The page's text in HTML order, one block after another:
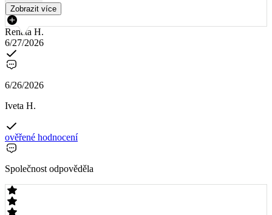
Zobrazit více
Renáta H.
6/27/2026
6/26/2026
Iveta H.
ověřené hodnocení
Společnost odpověděla